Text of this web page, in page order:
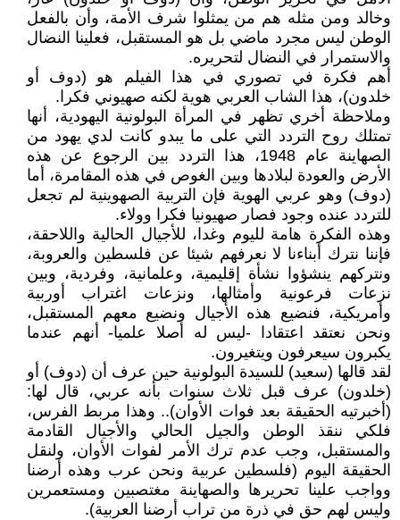
وخالد ومن مثله هم من يمثلوا شرف الأمة، وأن بالفعل
الوطن ليس مجرد ماضي بل هو المستقبل، فعلينا النضال
والاستمرار في النضال لتحريره.
أهم فكرة في تصوري في هذا الفيلم هو (دوف أو
خلدون)، هذا الشاب العربي هوية لكنه صهيوني فكرا.
وملاحظة أخري تظهر في المرأة البولونية اليهودية، أنها
تمتلك روح التردد التي على ما يبدو كانت لدي يهود من
الصهاينة عام 1948، هذا التردد بين الرجوع عن هذه
الأرض والعودة لبلادها وبين الغوص في هذه المقامرة، أما
(دوف) وهو عربي الهوية فإن التربية الصهوينية لم تجعل
للتردد عنده وجود فصار صهيونيا فكرا وولاء.
وهذه الفكرة هامة لليوم وغدا، للأجيال الحالية واللاحقة،
فإننا نترك أبناءنا لا نعرفهم شيئا عن فلسطين والعروبة،
ونتركهم ينشؤوا نشأة إقليمية، وعلمانية، وفردية، وبين
نزعات فرعونية وأمثالها، ونزعات اغتراب أوربية
وأمريكية، فنضيع هذه الأجيال ونضيع معهم المستقبل،
ونحن نعتقد اعتقادا -ليس له أصلا علميا- أنهم عندما
يكبرون سيعرفون ويتغيرون.
لقد قالها (سعيد) للسيدة البولونية حين عرف أن (دوف) أو
(خلدون) عرف قبل ثلاث سنوات بأنه عربي، قال لها:
(أخبرتيه الحقيقة بعد فوات الأوان).. وهذا مربط الفرس،
فلكي ننقذ الوطن والجيل الحالي والأجيال القادمة
والمستقبل، وجب عدم ترك الأمر لفوات الأوان، ولنقل
الحقيقة اليوم (فلسطين عربية ونحن عرب وهذه أرضنا
وواجب علينا تحريرها والصهاينة مغتصبين ومستعمرين
وليس لهم حق في ذرة من تراب أرضنا العربية).